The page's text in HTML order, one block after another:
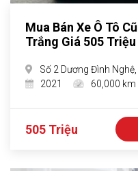
Mua Bán Xe Ô Tô
Trắng Giá 505 Triệu
Số 2 Dương Đình
2021
60,000 km
505 Triệu